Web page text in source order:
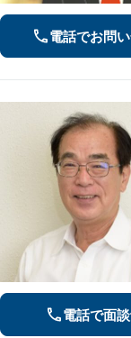
電話でお問
電話で面